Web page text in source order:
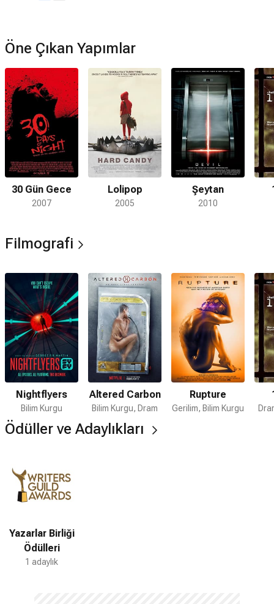
Öne Çıkan Yapımlar
30 Gün Gece
2007
Lolipop
2005
Şeytan
2010
Filmografi
Nightflyers
Bilim Kurgu
Altered Carbon
Bilim Kurgu, Dram
Rupture
Gerilim, Bilim Kurgu
Ödüller ve Adaylıkları
Yazarlar Birliği
Ödülleri
1 adaylık